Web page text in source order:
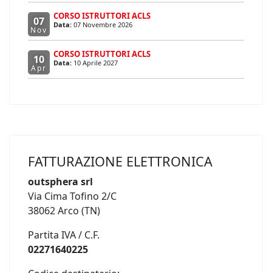
07
Nov
CORSO ISTRUTTORI ACLS
Data: 07 Novembre 2026
10
Apr
CORSO ISTRUTTORI ACLS
Data: 10 Aprile 2027
FATTURAZIONE ELETTRONICA
outsphera srl
Via Cima Tofino 2/C
38062 Arco (TN)
Partita IVA / C.F.
02271640225